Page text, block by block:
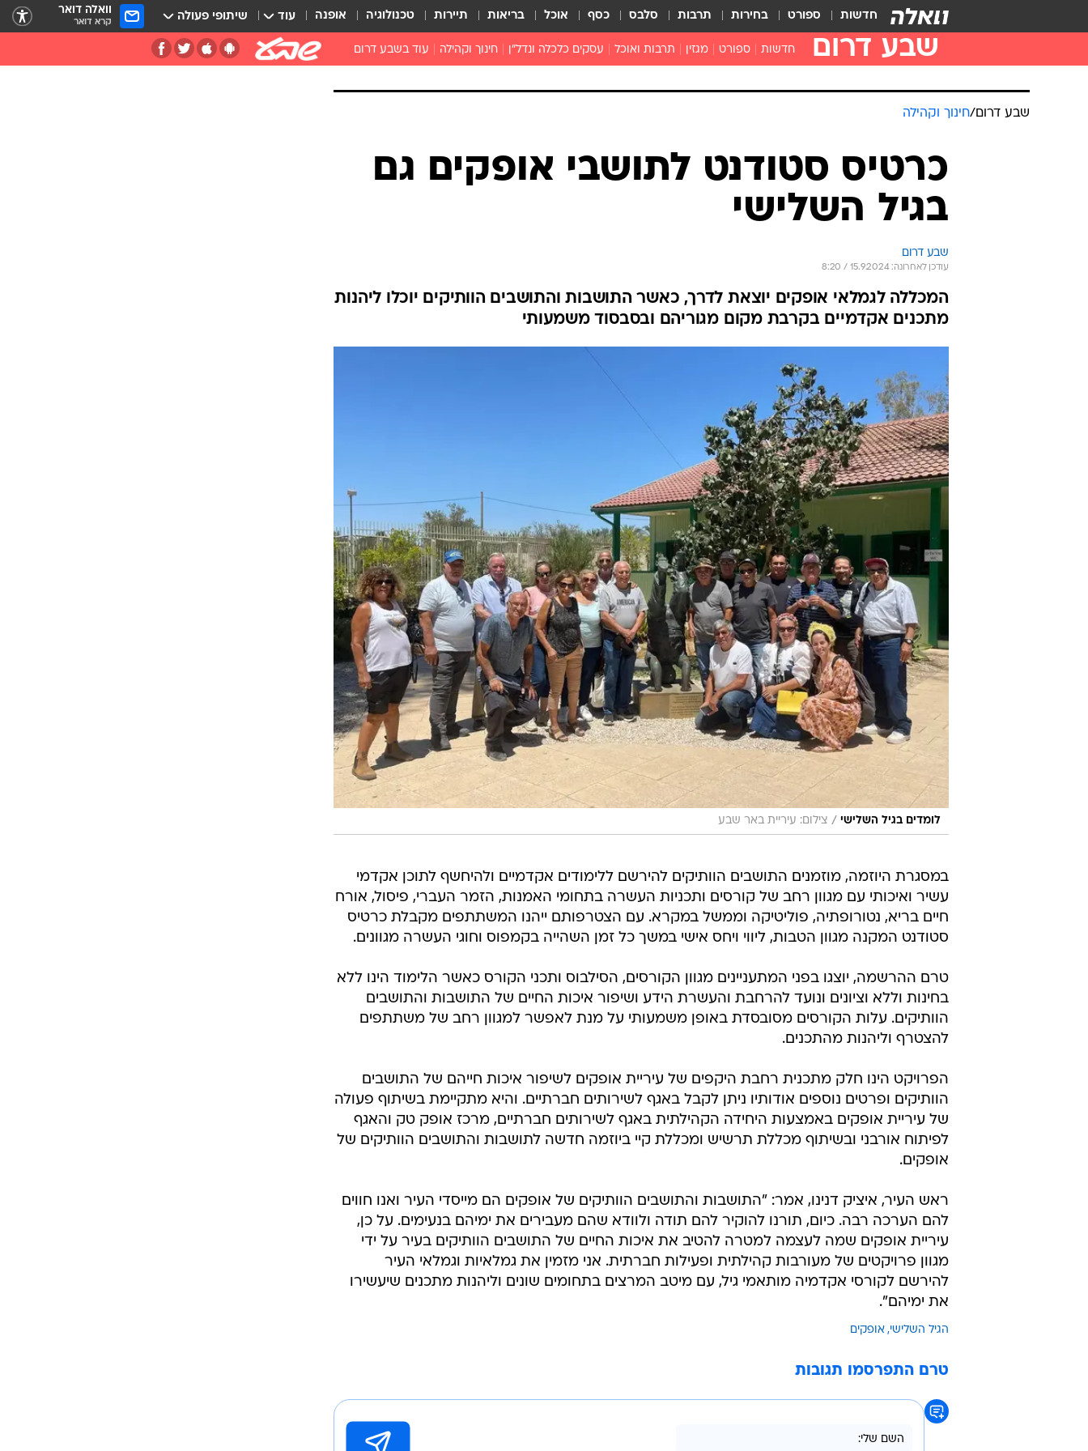
חדשות ספורט בחירות תרבות סלבס כסף אוכל בריאות תיירות טכנולוגיה אופנה עוד שיתופי פעולה וואלה דואר
קרא דואר
שבע דרום חדשות ספורט מגזין תרבות ואוכל עסקים כלכלה ונדל"ן חינוך וקהילה עוד בשבע דרום
שבע דרום/חינוך וקהילה
כרטיס סטודנט לתושבי אופקים גם
בגיל השלישי
שבע דרום
עודכן לאחרונה: 15.9.2024 / 8:20
המכללה לגמלאי אופקים יוצאת לדרך, כאשר התושבות והתושבים הוותיקים יוכלו ליהנות
מתכנים אקדמיים בקרבת מקום מגוריהם ובסבסוד משמעותי
לומדים בגיל השלישי / צילום: עיריית באר שבע
במסגרת היוזמה, מוזמנים התושבים הוותיקים להירשם ללימודים אקדמיים ולהיחשף לתוכן אקדמי
עשיר ואיכותי עם מגוון רחב של קורסים ותכניות העשרה בתחומי האמנות, הזמר העברי, פיסול, אורח
חיים בריא, נטורופתיה, פוליטיקה וממשל במקרא. עם הצטרפותם ייהנו המשתתפים מקבלת כרטיס
סטודנט המקנה מגוון הטבות, ליווי ויחס אישי במשך כל זמן השהייה בקמפוס וחוגי העשרה מגוונים.
טרם ההרשמה, יוצגו בפני המתעניינים מגוון הקורסים, הסילבוס ותכני הקורס כאשר הלימוד הינו ללא
בחינות וללא וציונים ונועד להרחבת והעשרת הידע ושיפור איכות החיים של התושבות והתושבים
הוותיקים. עלות הקורסים מסובסדת באופן משמעותי על מנת לאפשר למגוון רחב של משתתפים
להצטרף וליהנות מהתכנים.
הפרויקט הינו חלק מתכנית רחבת היקפים של עיריית אופקים לשיפור איכות חייהם של התושבים
הוותיקים ופרטים נוספים אודותיו ניתן לקבל באגף לשירותים חברתיים. והיא מתקיימת בשיתוף פעולה
של עיריית אופקים באמצעות היחידה הקהילתית באגף לשירותים חברתיים, מרכז אופק טק והאגף
לפיתוח אורבני ובשיתוף מכללת תרשיש ומכללת קיי ביוזמה חדשה לתושבות והתושבים הוותיקים של
אופקים.
ראש העיר, איציק דנינו, אמר: "התושבות והתושבים הוותיקים של אופקים הם מייסדי העיר ואנו חווים
להם הערכה רבה. כיום, תורנו להוקיר להם תודה ולוודא שהם מעבירים את ימיהם בנעימים. על כן,
עיריית אופקים שמה לעצמה למטרה להטיב את איכות החיים של התושבים הוותיקים בעיר על ידי
מגוון פרויקטים של מעורבות קהילתית ופעילות חברתית. אני מזמין את גמלאיות וגמלאי העיר
להירשם לקורסי אקדמיה מותאמי גיל, עם מיטב המרצים בתחומים שונים וליהנות מתכנים שיעשירו
את ימיהם".
הגיל השלישי אופקים
טרם התפרסמו תגובות